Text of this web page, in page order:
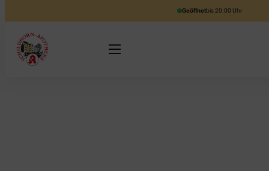
Geöffnetbis 20:00 Uhr